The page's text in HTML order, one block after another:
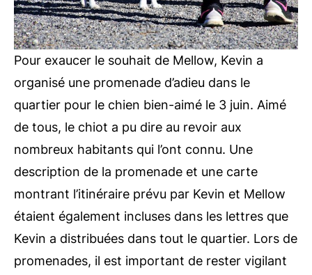
Pour exaucer le souhait de Mellow, Kevin a
organisé une promenade d’adieu dans le
quartier pour le chien bien-aimé le 3 juin. Aimé
de tous, le chiot a pu dire au revoir aux
nombreux habitants qui l’ont connu. Une
description de la promenade et une carte
montrant l’itinéraire prévu par Kevin et Mellow
étaient également incluses dans les lettres que
Kevin a distribuées dans tout le quartier. Lors de
promenades, il est important de rester vigilant